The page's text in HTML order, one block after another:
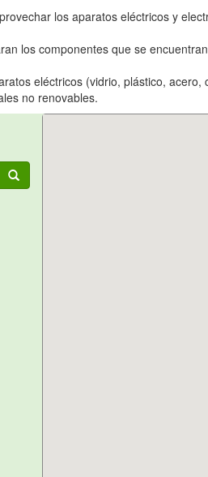
los aparatos eléctricos y
los componentes que se
eléctricos (vidrio, plástico,
no renovables.